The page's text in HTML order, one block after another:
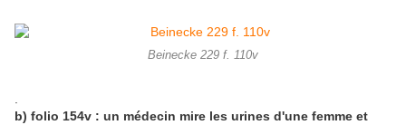
Beinecke 229 f. 110v
b) folio 154v : un médecin mire les urines d'une femme et